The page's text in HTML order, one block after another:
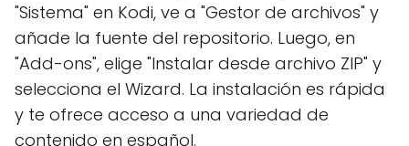
"Sistema" en Kodi, ve a "Gestor de archivos" y
añade la fuente del repositorio. Luego, en
"Add-ons", elige "Instalar desde archivo ZIP" y
selecciona el Wizard. La instalación es rápida
y te ofrece acceso a una variedad de
contenido en español.